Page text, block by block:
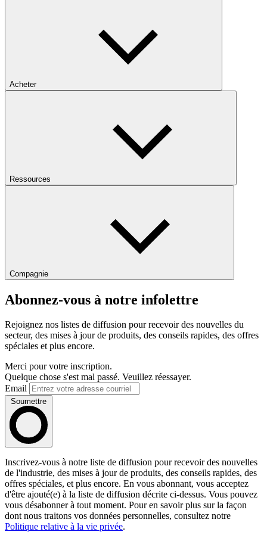
Acheter
Ressources
Compagnie
Abonnez-vous à notre infolettre
Rejoignez nos listes de diffusion pour recevoir des nouvelles du
secteur, des mises à jour de produits, des conseils rapides, des offres
spéciales et plus encore.
Merci pour votre inscription.
Quelque chose s'est mal passé. Veuillez réessayer.
Email
Soumettre
Inscrivez-vous à notre liste de diffusion pour recevoir des nouvelles
de l'industrie, des mises à jour de produits, des conseils rapides, des
offres spéciales, et plus encore. En vous abonnant, vous acceptez
d'être ajouté(e) à la liste de diffusion décrite ci-dessus. Vous pouvez
vous désabonner à tout moment. Pour en savoir plus sur la façon
dont nous traitons vos données personnelles, consultez notre
Politique relative à la vie privée.